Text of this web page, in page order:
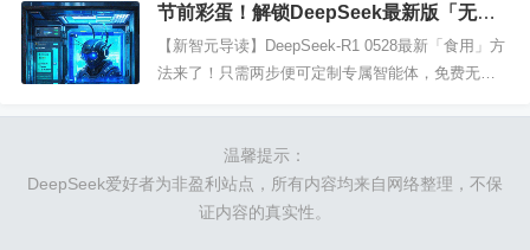
eepSeek等工具已成为自己创业的“得力助手”...
节前彩蛋！解锁DeepSeek最新版「无限
调用」秘籍
【新智元导读】DeepSeek-R1 0528最新「食用」方
法来了！只需两步便可定制专属智能体，免费无限
温馨提示：
DeepSeek爱好者为非盈利站点，所有内容均来自网络整理，不保
证内容的真实性。